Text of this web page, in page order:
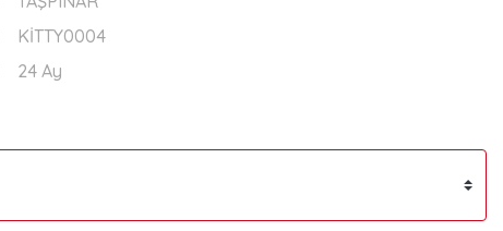
KİTTY0004
24 Ay